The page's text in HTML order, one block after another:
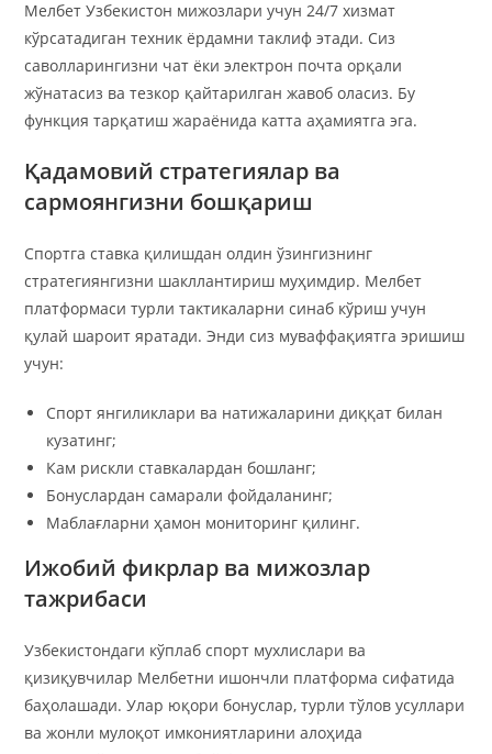
Мелбет Узбекистон мижозлари учун 24/7 хизмат
кўрсатадиган техник ёрдамни таклиф этади. Сиз
саволларингизни чат ёки электрон почта орқали
жўнатасиз ва тезкор қайтарилган жавоб оласиз. Бу
функция тарқатиш жараёнида катта аҳамиятга эга.
Қадамовий стратегиялар ва
сармоянгизни бошқариш
Спортга ставка қилишдан олдин ўзингизнинг
стратегиянгизни шакллантириш муҳимдир. Мелбет
платформаси турли тактикаларни синаб кўриш учун
қулай шароит яратади. Энди сиз муваффақиятга эришиш
учун:
Спорт янгиликлари ва натижаларини диққат билан
кузатинг;
Кам рискли ставкалардан бошланг;
Бонуслардан самарали фойдаланинг;
Маблағларни ҳамон мониторинг қилинг.
Ижобий фикрлар ва мижозлар
тажрибаси
Узбекистондаги кўплаб спорт мухлислари ва
қизиқувчилар Мелбетни ишончли платформа сифатида
баҳолашади. Улар юқори бонуслар, турли тўлов усуллари
ва жонли мулоқот имкониятларини алоҳида